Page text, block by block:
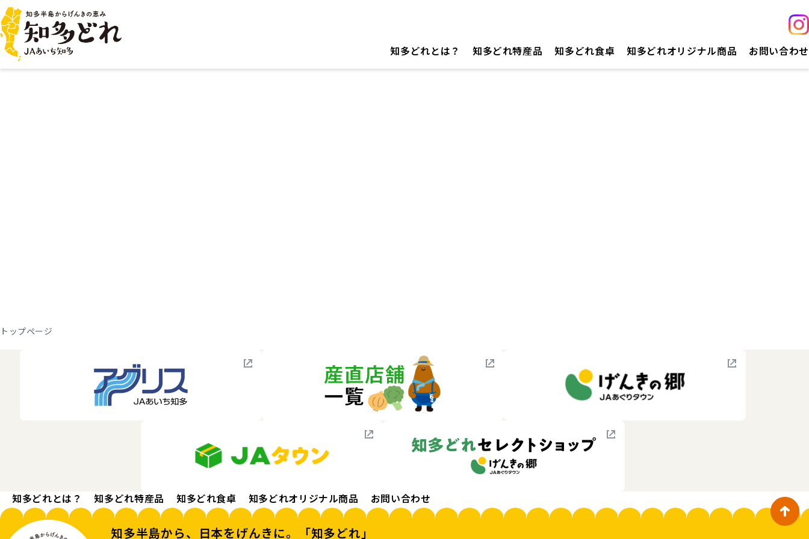
知多どれとは？ 知多どれ特産品 知多どれ食卓 知多どれオリジナル商品 お問い合わせ
トップページ
知多どれとは？ 知多どれ特産品 知多どれ食卓 知多どれオリジナル商品 お問い合わせ
知多半島から、日本をげんきに。「知多どれ」